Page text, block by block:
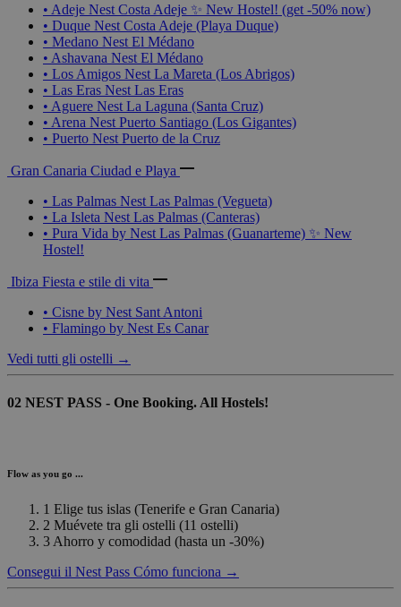
• Adeje Nest Costa Adeje ✨ New Hostel! (get -50% now)
• Duque Nest Costa Adeje (Playa Duque)
• Medano Nest El Médano
• Ashavana Nest El Médano
• Los Amigos Nest La Mareta (Los Abrigos)
• Las Eras Nest Las Eras
• Aguere Nest La Laguna (Santa Cruz)
• Arena Nest Puerto Santiago (Los Gigantes)
• Puerto Nest Puerto de la Cruz
Gran Canaria Ciudad e Playa
• Las Palmas Nest Las Palmas (Vegueta)
• La Isleta Nest Las Palmas (Canteras)
• Pura Vida by Nest Las Palmas (Guanarteme) ✨ New
Hostel!
Ibiza Fiesta e stile di vita
• Cisne by Nest Sant Antoni
• Flamingo by Nest Es Canar
Vedi tutti gli ostelli →
02 NEST PASS - One Booking. All Hostels!
Flow as you go ...
1 Elige tus islas (Tenerife e Gran Canaria)
2 Muévete tra gli ostelli (11 ostelli)
3 Ahorro y comodidad (hasta un -30%)
Consegui il Nest Pass Cómo funciona →